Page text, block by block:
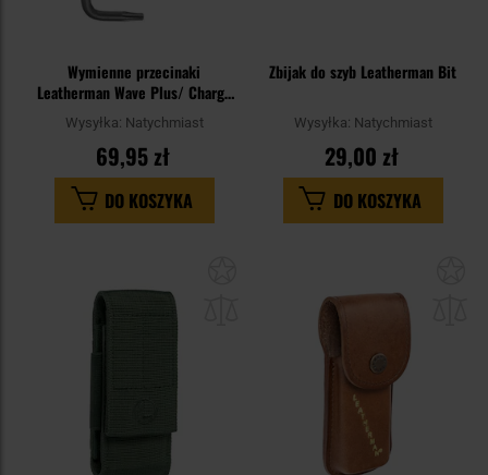
Wymienne przecinaki
Leatherman Wave Plus/ Charge
Plus/ Free/ OHT/ Super Tool
300/ Surge/ Rebar/ MUT/ Signal
- Black
Wysyłka: Natychmiast
69,95 zł
DO KOSZYKA
Zbijak do szyb Leatherman Bit
Wysyłka: Natychmiast
29,00 zł
DO KOSZYKA